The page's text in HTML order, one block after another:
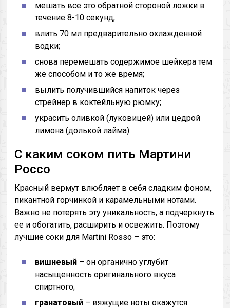
мешать все это обратной стороной ложки в
течение 8-10 секунд;
влить 70 мл предварительно охлажденной
водки;
снова перемешать содержимое шейкера тем
же способом и то же время;
вылить получившийся напиток через
стрейнер в коктейльную рюмку;
украсить оливкой (луковицей) или цедрой
лимона (долькой лайма).
С каким соком пить Мартини
Россо
Красный вермут влюбляет в себя сладким фоном,
пикантной горчинкой и карамельными нотами.
Важно не потерять эту уникальность, а подчеркнуть
ее и обогатить, расширить и освежить. Поэтому
лучшие соки для Martini Rosso – это:
вишневый – он органично углубит
насыщенность оригинального вкуса
спиртного;
гранатовый – вяжущие ноты окажутся